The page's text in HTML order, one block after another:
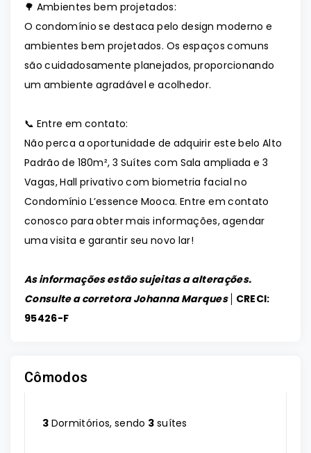
🌳 Ambientes bem projetados:
O condomínio se destaca pelo design moderno e
ambientes bem projetados. Os espaços comuns
são cuidadosamente planejados, proporcionando
um ambiente agradável e acolhedor.
📞 Entre em contato:
Não perca a oportunidade de adquirir este belo Alto
Padrão de 180m², 3 Suítes com Sala ampliada e 3
Vagas, Hall privativo com biometria facial no
Condomínio L’essence Mooca. Entre em contato
conosco para obter mais informações, agendar
uma visita e garantir seu novo lar!
As informações estão sujeitas a alterações.
Consulte a corretora Johanna Marques │ CRECI:
95426-F
Cômodos
3 Dormitórios, sendo 3 suítes